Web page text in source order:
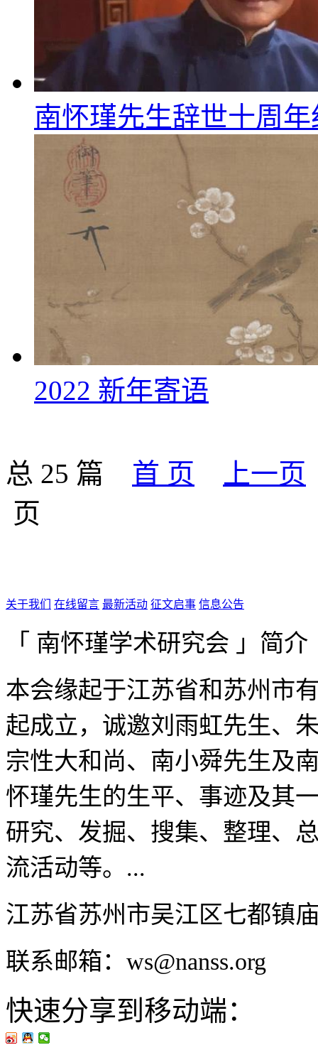
南怀瑾先生辞世十周
2022 新年寄语
总 25 篇 首 页
上一页
页
关于我们 在线留言 最新活动 征文启事 信息公告
「 南怀瑾学术研究会 」简介
本会缘起于江苏省和苏州市
起成立，诚邀刘雨虹先生、
宗性大和尚、南小舜先生及
怀瑾先生的生平、事迹及其
研究、发掘、搜集、整理、
流活动等。...
江苏省苏州市吴江区七都镇
联系邮箱：ws@nanss.org
快速分享到移动端：